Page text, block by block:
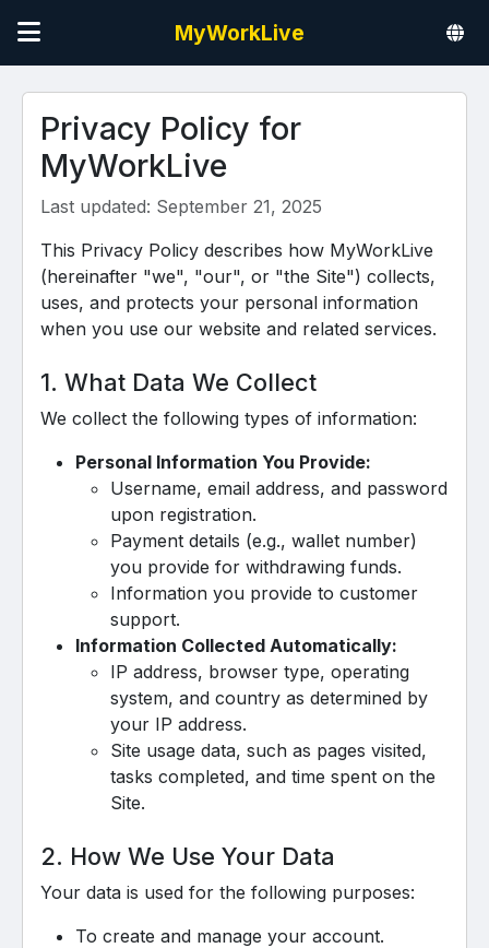
MyWorkLive
Privacy Policy for
MyWorkLive
Last updated: September 21, 2025
This Privacy Policy describes how MyWorkLive
(hereinafter "we", "our", or "the Site") collects,
uses, and protects your personal information
when you use our website and related services.
1. What Data We Collect
We collect the following types of information:
Personal Information You Provide:
Username, email address, and password
upon registration.
Payment details (e.g., wallet number)
you provide for withdrawing funds.
Information you provide to customer
support.
Information Collected Automatically:
IP address, browser type, operating
system, and country as determined by
your IP address.
Site usage data, such as pages visited,
tasks completed, and time spent on the
Site.
2. How We Use Your Data
Your data is used for the following purposes:
To create and manage your account.